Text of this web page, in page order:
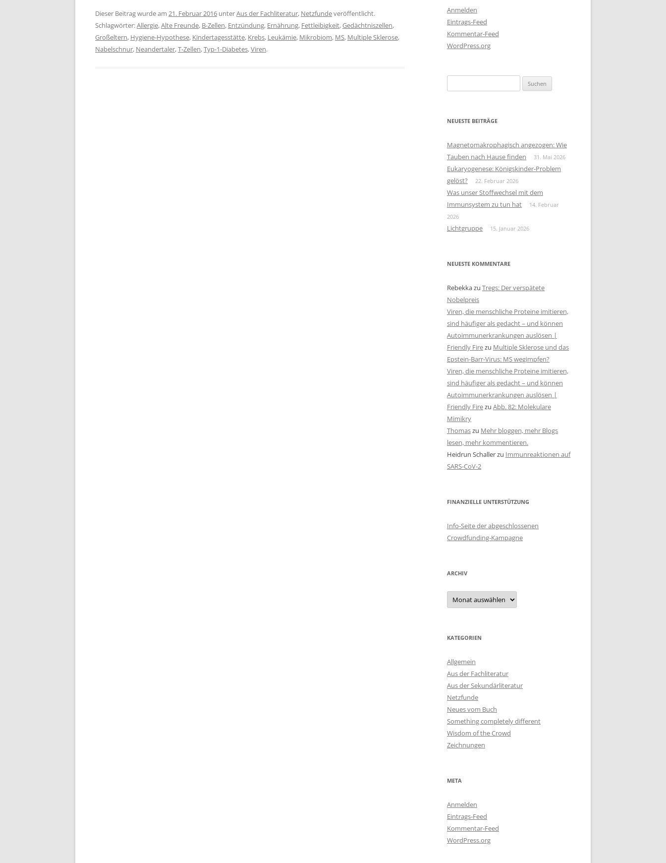
Dieser Beitrag wurde am 21. Februar 2016 unterAus der Fachliteratur, Netzfundeveröffentlicht.
Schlagwörter:Allergie,Alte Freunde, B-Zellen, Entzündung, Ernährung, Fettleibigkeit,Gedächtniszellen,
Großeltern, Hygiene-Hypothese, Kindertagesstätte, Krebs, Leukämie, Mikrobiom, MS, Multiple Sklerose,
Nabelschnur, Neandertaler,T-Zellen,Typ-1-Diabetes,Viren.
Anmelden
Eintrags-Feed
Kommentar-Feed
WordPress.org
nach:
NEUESTE BEITRÄGE
Magnetomakrophagisch angezogen: Wie
Tauben nach Hause finden
31. Mai 2026
Eukaryogenese: Königskinder-Problem
gelöst?
22. Februar 2026
Was unser Stoffwechsel mit dem
Immunsystem zu tun hat
14. Februar
2026
Lichtgruppe 15. Januar 2026
NEUESTE KOMMENTARE
Rebekkazu Tregs: Der verspätete
Nobelpreis
Viren, die menschliche Proteine imitieren,
sind häufiger als gedacht – und können
Autoimmunerkrankungen auslösen |
Friendly Firezu Multiple Sklerose und das
Epstein-Barr-Virus: MS wegimpfen?
Viren, die menschliche Proteine imitieren,
sind häufiger als gedacht – und können
Autoimmunerkrankungen auslösen |
Friendly Firezu Abb. 82: Molekulare
Mimikry
Thomaszu Mehr bloggen, mehr Blogs
lesen, mehr kommentieren.
Heidrun Schallerzu Immunreaktionen auf
SARS-CoV-2
FINANZIELLE UNTERSTÜTZUNG
Info-Seite der abgeschlossenen
Crowdfunding-Kampagne
ARCHIV
Archiv
KATEGORIEN
Allgemein
Aus der Fachliteratur
Aus der Sekundärliteratur
Netzfunde
Neues vom Buch
Something completely different
Wisdom of the Crowd
Zeichnungen
META
Anmelden
Eintrags-Feed
Kommentar-Feed
WordPress.org